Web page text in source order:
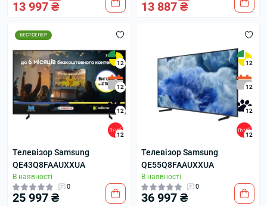
13 997 ₴ 13 887 ₴
БЕСТСЕЛЕР
12
12
12
12
Телевізор Samsung
QE43Q8FAAUXXUA
В наявності
0
25 997 ₴
12
12
12
12
Телевізор Samsung
QE55Q8FAAUXXUA
В наявності
0
36 997 ₴